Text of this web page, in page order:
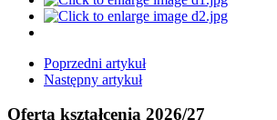
Poprzedni artykuł
Następny artykuł
Oferta kształcenia 2026/27